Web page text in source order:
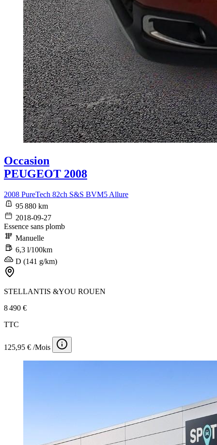
Occasion
PEUGEOT 2008
2008 PureTech 82ch S&S BVM5 Allure
95 880 km
2018-09-27
Essence sans plomb
Manuelle
6,3 l/100km
D (141 g/km)
STELLANTIS &YOU ROUEN
8 490 €
TTC
125,95 € /Mois